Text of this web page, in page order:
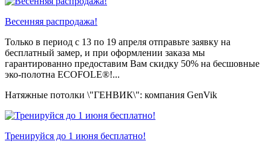
Весенняя распродажа!
Только в период c 13 по 19 апреля отправьте заявку на
бесплатный замер, и при оформлении заказа мы
гарантированно предоставим Вам скидку 50% на бесшовные
эко-полотна ECOFOLE®!...
Натяжные потолки \"ГЕНВИК\": компания GenVik
Тренируйся до 1 июня бесплатно!